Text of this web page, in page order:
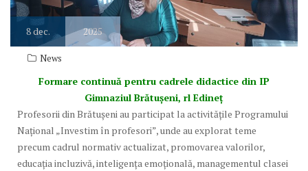
8dec. 2025
News
Formare continuă pentru cadrele didactice din IP
Gimnaziul Brătușeni, rl Edineț
Profesorii din Brătușeni au participat la activitățile Programului
Național „Investim în profesori”, unde au explorat teme
precum cadrul normativ actualizat, promovarea valorilor,
educația incluzivă, inteligența emoțională, managementul clasei